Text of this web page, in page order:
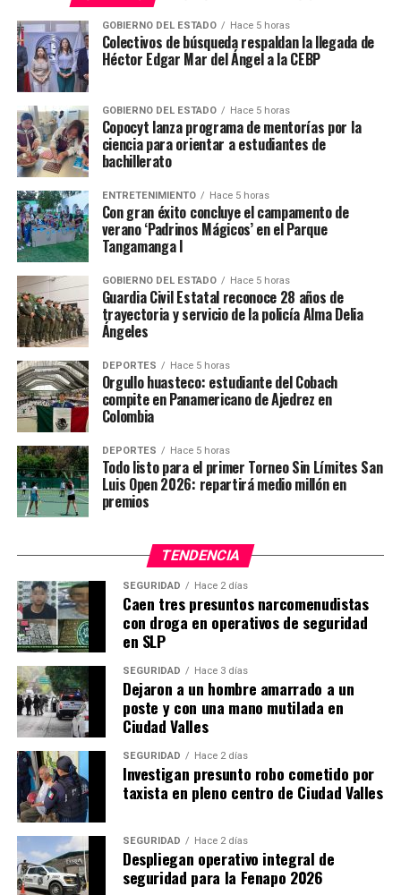
GOBIERNO DEL ESTADO Hace 5 horas
Colectivos de búsqueda respaldan la llegada de
Héctor Edgar Mar del Ángel a la CEBP
GOBIERNO DEL ESTADO Hace 5 horas
Copocyt lanza programa de mentorías por la
ciencia para orientar a estudiantes de
bachillerato
ENTRETENIMIENTO Hace 5 horas
Con gran éxito concluye el campamento de
verano ‘Padrinos Mágicos’ en el Parque
Tangamanga I
GOBIERNO DEL ESTADO Hace 5 horas
Guardia Civil Estatal reconoce 28 años de
trayectoria y servicio de la policía Alma Delia
Ángeles
DEPORTES Hace 5 horas
Orgullo huasteco: estudiante del Cobach
compite en Panamericano de Ajedrez en
Colombia
DEPORTES Hace 5 horas
Todo listo para el primer Torneo Sin Límites San
Luis Open 2026: repartirá medio millón en
premios
TENDENCIA
SEGURIDAD Hace 2 días
Caen tres presuntos narcomenudistas
con droga en operativos de seguridad
en SLP
SEGURIDAD Hace 3 días
Dejaron a un hombre amarrado a un
poste y con una mano mutilada en
Ciudad Valles
SEGURIDAD Hace 2 días
Investigan presunto robo cometido por
taxista en pleno centro de Ciudad Valles
SEGURIDAD Hace 2 días
Despliegan operativo integral de
seguridad para la Fenapo 2026